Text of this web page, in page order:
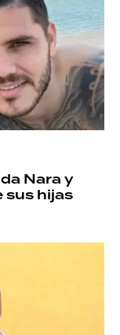
Nara y
sus hijas